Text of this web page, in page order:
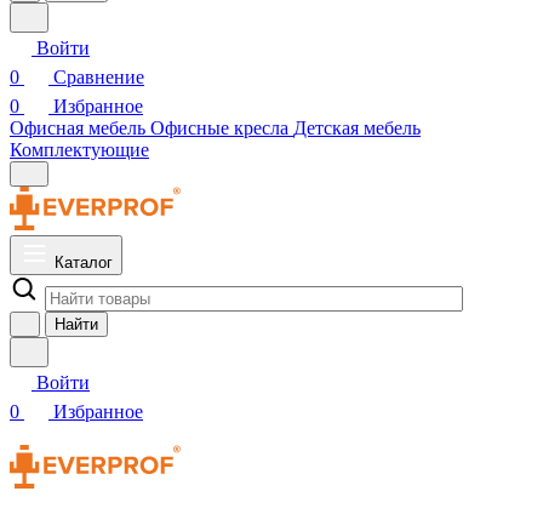
Войти
0
Сравнение
0
Избранное
Офисная мебель Офисные кресла Детская мебель
Комплектующие
Каталог
Найти
Войти
0
Избранное